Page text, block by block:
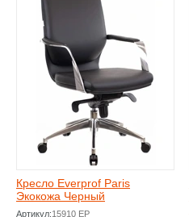
Кресло Everprof Paris
Экокожа Черный
Артикул:15910 EP